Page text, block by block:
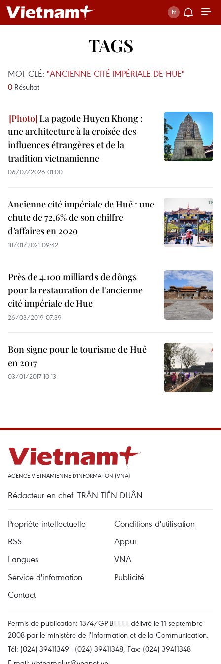
TAGS
MOT CLÉ: "ANCIENNE CITÉ IMPÉRIALE DE HUE"
0 Résultat
La pagode Huyen Khong :
une architecture à la croisée des
influences étrangères et de la
tradition vietnamienne
06/07/2026 01:00
Ancienne cité impériale de Huê : une
chute de 72,6% de son chiffre
d’affaires en 2020
18/01/2021 09:42
Près de 4.100 milliards de dôngs
pour la restauration de l'ancienne
cité impériale de Hue
26/03/2019 07:39
Bon signe pour le tourisme de Huê
en 2017
03/01/2017 10:13
AGENCE VIETNAMIENNE D'INFORMATION (VNA)
Rédacteur en chef: TRÂN TIÊN DUÂN
Propriété intellectuelle
Conditions d'utilisation
RSS
Appui
Langues
VNA
Service d'information
Publicité
Contact
Permis de publication: 1374/GP-BTTTT délivré le 11 septembre
2008 par le ministère de l'Information et de la Communication.
Tél: (024) 39411349 - (024) 39411348, Fax: (024) 39411348